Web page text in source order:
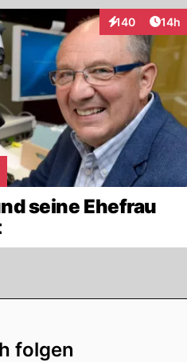
140
Interaktionen
14h
seine Ehefrau
folgen